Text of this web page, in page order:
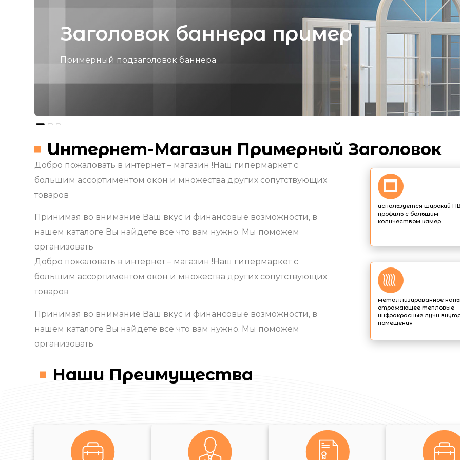
Заголовок баннера пример
Интернет-Магазин Примерный Заголовок
Добро пожаловать в интернет – магазин !Наш гипермаркет с
большим ассортиментом окон и множества других сопутствующих
товаров
Принимая во внимание Ваш вкус и финансовые возможности, в
нашем каталоге Вы найдете все что вам нужно. Мы поможем
организовать
Добро пожаловать в интернет – магазин !Наш гипермаркет с
большим ассортиментом окон и множества других сопутствующих
товаров
Принимая во внимание Ваш вкус и финансовые возможности, в
нашем каталоге Вы найдете все что вам нужно. Мы поможем
организовать
используется широкий
профиль с большим
количеством камер
металлизированное
отражающее тепловые
инфракрасные лучи
помещения
Наши Преимущества